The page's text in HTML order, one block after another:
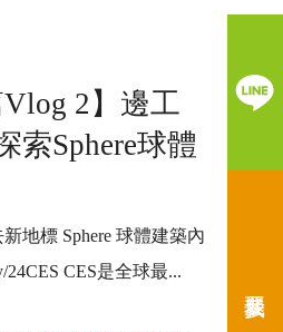
2】邊工
索Sphere球體
地標 Sphere 球體建築內
CES是全球最...